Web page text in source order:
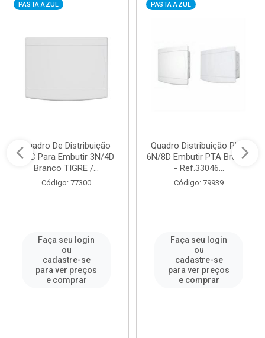
PASTA AZUL
Quadro De Distribuição
PVC Para Embutir 3N/4D
Branco TIGRE /...
Código: 77300
Faça seu login
ou
cadastre-se
para ver preços
e comprar
PASTA AZUL
Quadro Distribuição PVC
6N/8D Embutir PTA Branco
- Ref.33046...
Código: 79939
Faça seu login
ou
cadastre-se
para ver preços
e comprar